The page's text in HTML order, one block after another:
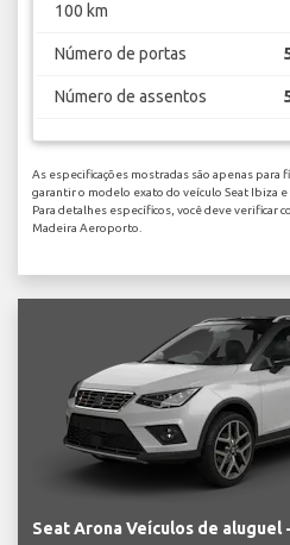
100 km
Número de portas
Número de assentos
As especificações mostradas são apenas
garantir o modelo exato do veículo Seat Ibiza e
Para detalhes específicos, você deve verificar
Madeira Aeroporto.
Seat Arona Veículos de aluguel